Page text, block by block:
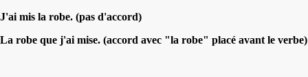
J'ai mis la robe. (pas d'accord)
La robe que j'ai mise. (accord avec "la robe" placé avant le verbe)